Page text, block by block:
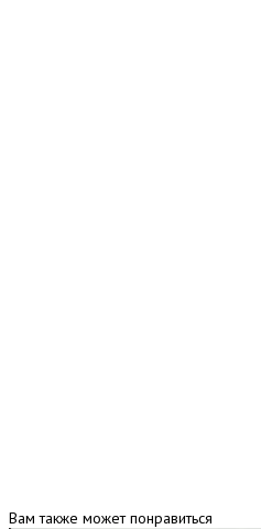
Вам также может понравиться